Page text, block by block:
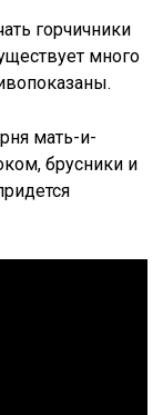
горчичники
много
мать-и-
брусники и